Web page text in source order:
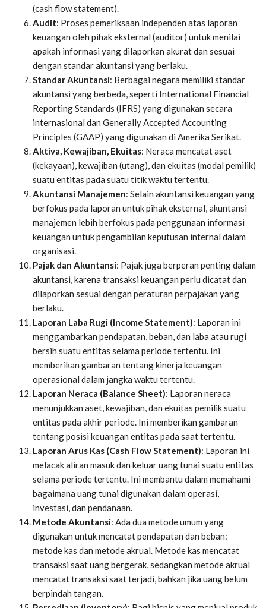
(cash flow statement).
Audit: Proses pemeriksaan independen atas laporan
keuangan oleh pihak eksternal (auditor) untuk menilai
apakah informasi yang dilaporkan akurat dan sesuai
dengan standar akuntansi yang berlaku.
Standar Akuntansi: Berbagai negara memiliki standar
akuntansi yang berbeda, seperti International Financial
Reporting Standards (IFRS) yang digunakan secara
internasional dan Generally Accepted Accounting
Principles (GAAP) yang digunakan di Amerika Serikat.
Aktiva, Kewajiban, Ekuitas: Neraca mencatat aset
(kekayaan), kewajiban (utang), dan ekuitas (modal pemilik)
suatu entitas pada suatu titik waktu tertentu.
Akuntansi Manajemen: Selain akuntansi keuangan yang
berfokus pada laporan untuk pihak eksternal, akuntansi
manajemen lebih berfokus pada penggunaan informasi
keuangan untuk pengambilan keputusan internal dalam
organisasi.
Pajak dan Akuntansi: Pajak juga berperan penting dalam
akuntansi, karena transaksi keuangan perlu dicatat dan
dilaporkan sesuai dengan peraturan perpajakan yang
berlaku.
Laporan Laba Rugi (Income Statement): Laporan ini
menggambarkan pendapatan, beban, dan laba atau rugi
bersih suatu entitas selama periode tertentu. Ini
memberikan gambaran tentang kinerja keuangan
operasional dalam jangka waktu tertentu.
Laporan Neraca (Balance Sheet): Laporan neraca
menunjukkan aset, kewajiban, dan ekuitas pemilik suatu
entitas pada akhir periode. Ini memberikan gambaran
tentang posisi keuangan entitas pada saat tertentu.
Laporan Arus Kas (Cash Flow Statement): Laporan ini
melacak aliran masuk dan keluar uang tunai suatu entitas
selama periode tertentu. Ini membantu dalam memahami
bagaimana uang tunai digunakan dalam operasi,
investasi, dan pendanaan.
Metode Akuntansi: Ada dua metode umum yang
digunakan untuk mencatat pendapatan dan beban:
metode kas dan metode akrual. Metode kas mencatat
transaksi saat uang bergerak, sedangkan metode akrual
mencatat transaksi saat terjadi, bahkan jika uang belum
berpindah tangan.